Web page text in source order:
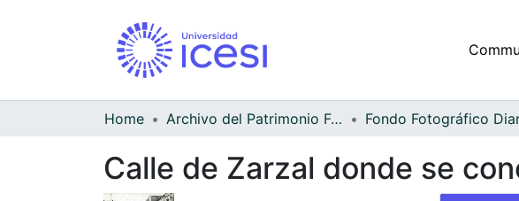
Home Archivo del Patrimonio Fotográfico y Fílmico del Valle del Cauca
Calle de Zarzal donde se